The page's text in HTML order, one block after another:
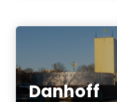
Danhoff